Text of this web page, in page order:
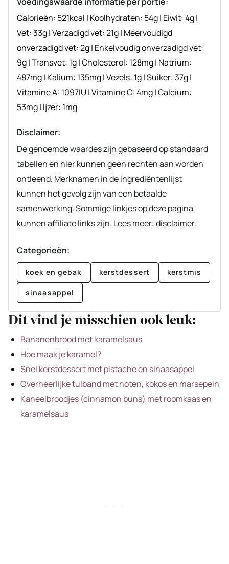
Calorieën: 521kcal | Koolhydraten: 54g| Eiwit:4g|
Vet:33g|Verzadigd vet:21g| Meervoudigd
onverzadigd vet:2g| Enkelvoudig onverzadigd vet:
9g|Transvet: 1g|Cholesterol: 128mg| Natrium:
487mg| Kalium: 135mg|Vezels: 1g|Suiker:37g|
Vitamine A: 1097IU|Vitamine C:4mg|Calcium:
53mg| Ijzer: 1mg
Disclaimer:
De genoemde waardes zijn gebaseerd op standaard
tabellen en hier kunnen geen rechten aan worden
ontleend. Merknamen in de ingrediëntenlijst
kunnen het gevolg zijn van een betaalde
samenwerking. Sommige linkjes op deze pagina
kunnen affiliate links zijn. Lees meer: disclaimer.
Categorieën:
koek en gebak kerstdessert kerstmis
sinaasappel
Dit vind je misschien ook leuk:
Bananenbrood met karamelsaus
Hoe maak je karamel?
Snel kerstdessert met pistache en sinaasappel
Overheerlijke tulband met noten, kokos en marsepein
Kaneelbroodjes (cinnamon buns) met roomkaas en
karamelsaus